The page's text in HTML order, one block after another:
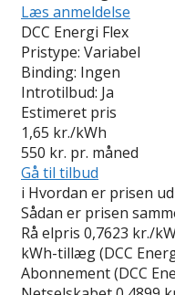
Læs anmeldelse
DCC Energi Flex
Pristype: Variabel
Binding: Ingen
Introtilbud: Ja
Estimeret pris
1,65 kr./kWh
550 kr. pr. måned
Gå til tilbud
i Hvordan er prisen
Sådan er prisen
Rå elpris 0,7623 kr./
kWh-tillæg (DCC
Abonnement (DCC